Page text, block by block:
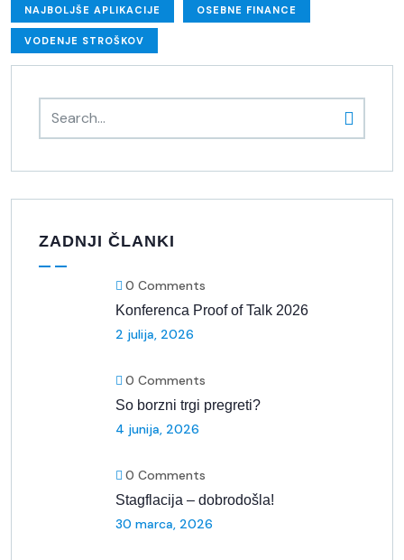
NAJBOLJŠE APLIKACIJE OSEBNE FINANCE
VODENJE STROŠKOV
ZADNJI ČLANKI
0 Comments
Konferenca Proof of Talk 2026
2 julija, 2026
0 Comments
So borzni trgi pregreti?
4 junija, 2026
0 Comments
Stagflacija – dobrodošla!
30 marca, 2026